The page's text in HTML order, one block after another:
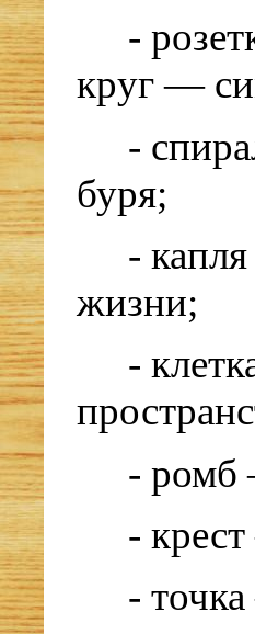
-
круг —
-
буря;
-
жизни;
-
- ромб
-
-